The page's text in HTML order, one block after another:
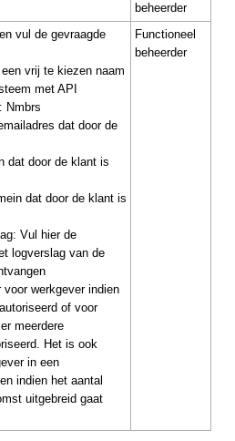
beheerder
vul de gevraagde
vrij te kiezen naam
met API
Nmbrs
dat door de
dat door de klant is
dat door de klant is
Vul hier de
logverslag van de
werkgever indien
of voor
meerdere
Het is ook
in een
indien het aantal
uitgebreid gaat
Functioneel
beheerder